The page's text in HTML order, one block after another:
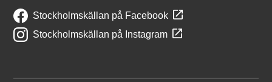
Stockholmskällan på Facebook
Stockholmskällan på Instagram